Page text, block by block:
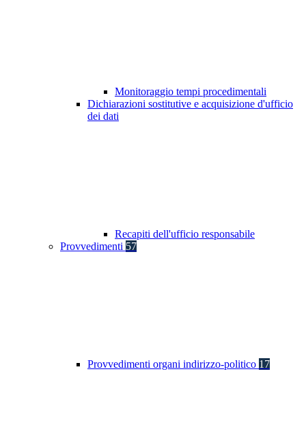
Monitoraggio tempi procedimentali
Dichiarazioni sostitutive e acquisizione d'ufficio
dei dati
Recapiti dell'ufficio responsabile
Provvedimenti 57
Provvedimenti organi indirizzo-politico 17